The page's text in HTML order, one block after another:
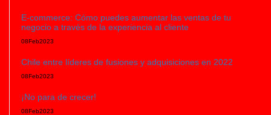
E-commerce: Cómo puedes aumentar las ventas de tu
negocio a través de la experiencia al cliente
08Feb2023
Chile entre líderes de fusiones y adquisiciones en 2022
08Feb2023
¡No para de crecer!
08Feb2023